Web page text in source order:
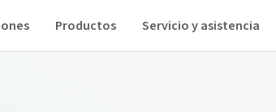
Productos Servicio y asistencia